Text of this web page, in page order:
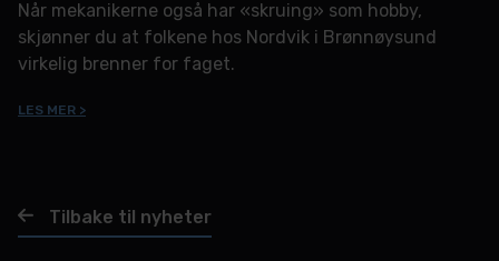
Når mekanikerne også har «skruing» som hobby,
skjønner du at folkene hos Nordvik i Brønnøysund
virkelig brenner for faget.
LES MER >
Tilbake til nyheter